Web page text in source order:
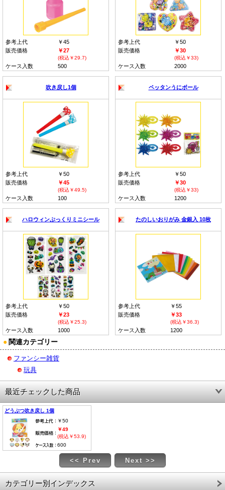
参考上代
￥45
販売価格
￥27
(税込￥29.7)
ケース入数 500
参考上代
￥50
販売価格
￥30
(税込￥33)
ケース入数 2000
吹き戻し1個
参考上代
￥50
販売価格
￥45
(税込￥49.5)
ケース入数 100
ペッタンうにボール
参考上代
￥50
販売価格
￥30
(税込￥33)
ケース入数 1200
ハロウィンぷっくりミニシール
参考上代
￥50
販売価格
￥23
(税込￥25.3)
ケース入数 1000
たのしいおりがみ 金銀入 10枚
参考上代
￥55
販売価格
￥33
(税込￥36.3)
ケース入数 1200
● 関連カテゴリー
ファンシー雑貨
玩具
最近チェックした商品
どうぶつ吹き戻し 1個
￥50
￥49
(税込￥53.9)
600
<< Prev Next >>
カテゴリー別インデックス